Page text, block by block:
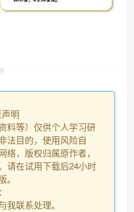
明
料等）仅供个人学习研
法目的，使用风险自
络，版权归属原作者，
请在试用下载后24小时
我联系处理。